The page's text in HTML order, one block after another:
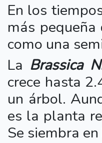
En los
más
como una
La Brassica
crece hasta
un árbol.
es la planta
Se siembra